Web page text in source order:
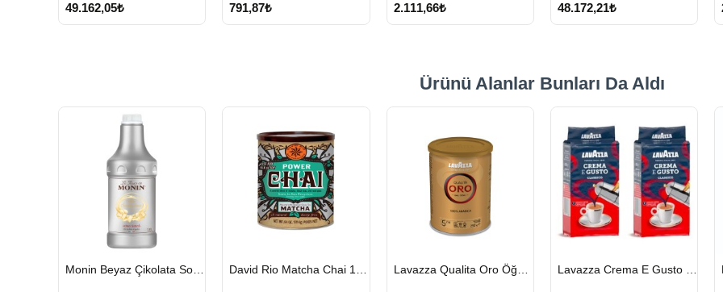
49.162,05₺ 791,87₺ 2.111,66₺ 48.172,21₺
Ürünü Alanlar Bunları Da Aldı
GÖNDERİ
GÖNDERİ
GÖNDERİ
GÖNDERİ